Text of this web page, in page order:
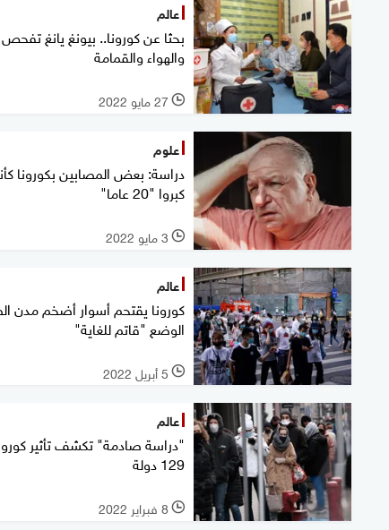
عالم
بحثا عن كورونا.. بيونغ يانغ تفحص
والهواء والقمامة
l 27 مايو 2022
علوم
دراسة: بعض المصابين بكورونا
كبروا "20 عاما"
l 3 مايو 2022
عالم
كورونا يقتحم أسوار أضخم مدن
الوضع "قاتم للغاية"
l 5 أبريل 2022
عالم
"دراسة صادمة" تكشف تأثير
129 دولة
l 8 فبراير 2022